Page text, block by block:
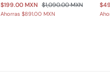
$199.00 MXN $1,090.00 MXN
Ahorras $891.00 MXN